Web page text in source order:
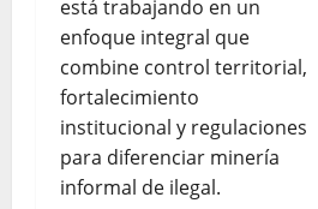
está trabajando en un
enfoque integral que
combine control territorial,
fortalecimiento
institucional y regulaciones
para diferenciar minería
informal de ilegal.